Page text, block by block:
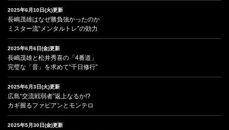
2025年6月10日(火)更新
長嶋茂雄はなぜ勝負強かったのか
ミスター流“メンタルトレ”の効力
2025年6月6日(金)更新
長嶋茂雄と松井秀喜の「4番道」
完璧な「音」を求めて“千日修行”
2025年6月3日(火)更新
広島“交流戦弱者”返上なるか!?
カギ握るファビアンとモンテロ
2025年5月30日(金)更新